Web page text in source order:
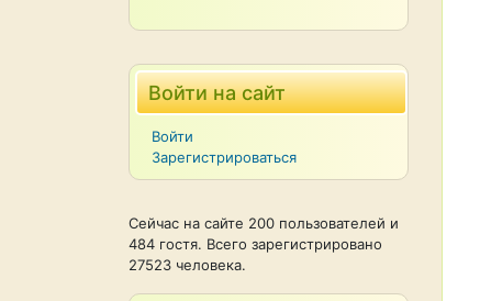
Войти на сайт
Войти
Зарегистрироваться
Сейчас на сайте 200 пользователей и
484 гостя. Всего зарегистрировано
27523 человека.